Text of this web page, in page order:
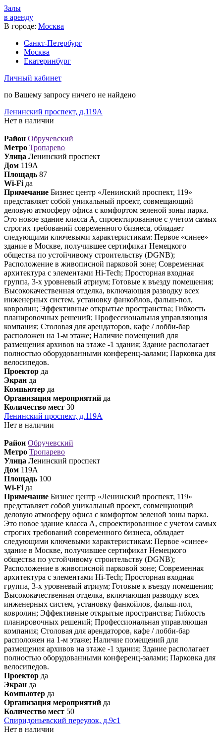
Залы
в аренду
В городе: Москва
Санкт-Петербург
Москва
Екатеринбург
Личный кабинет
по Вашему запросу ничего не найдено
Ленинский проспект, д.119А
Нет в наличии
Район Обручевский
Метро Тропарево
Улица Ленинский проспект
Дом 119А
Площадь 87
Wi-Fi да
Примечание Бизнес центр «Ленинский проспект, 119»
представляет собой уникальный проект, совмещающий
деловую атмосферу офиса с комфортом зеленой зоны парка.
Это новое здание класса А, спроектированное с учетом самых
строгих требований современного бизнеса, обладает
следующими ключевыми характеристикам: Первое «синее»
здание в Москве, получившее сертификат Немецкого
общества по устойчивому строительству (DGNB);
Расположение в живописной парковой зоне; Современная
архитектура с элементами Hi-Tech; Просторная входная
группа, 3-х уровневый атриум; Готовые к въезду помещения;
Высококачественная отделка, включающая разводку всех
инженерных систем, установку фанкойлов, фальш-пол,
ковролин; Эффективные открытые пространства; Гибкость
планировочных решений; Профессиональная управляющая
компания; Столовая для арендаторов, кафе / лобби-бар
расположен на 1-м этаже; Наличие помещений для
размещения архивов на этаже -1 здания; Здание располагает
полностью оборудованными конференц-залами; Парковка для
велосипедов.
Проектор да
Экран да
Компьютер да
Организация мероприятий да
Количество мест 30
Ленинский проспект, д.119А
Нет в наличии
Район Обручевский
Метро Тропарево
Улица Ленинский проспект
Дом 119А
Площадь 100
Wi-Fi да
Примечание Бизнес центр «Ленинский проспект, 119»
представляет собой уникальный проект, совмещающий
деловую атмосферу офиса с комфортом зеленой зоны парка.
Это новое здание класса А, спроектированное с учетом самых
строгих требований современного бизнеса, обладает
следующими ключевыми характеристикам: Первое «синее»
здание в Москве, получившее сертификат Немецкого
общества по устойчивому строительству (DGNB);
Расположение в живописной парковой зоне; Современная
архитектура с элементами Hi-Tech; Просторная входная
группа, 3-х уровневый атриум; Готовые к въезду помещения;
Высококачественная отделка, включающая разводку всех
инженерных систем, установку фанкойлов, фальш-пол,
ковролин; Эффективные открытые пространства; Гибкость
планировочных решений; Профессиональная управляющая
компания; Столовая для арендаторов, кафе / лобби-бар
расположен на 1-м этаже; Наличие помещений для
размещения архивов на этаже -1 здания; Здание располагает
полностью оборудованными конференц-залами; Парковка для
велосипедов.
Проектор да
Экран да
Компьютер да
Организация мероприятий да
Количество мест 50
Спиридоньевский переулок, д.9с1
Нет в наличии